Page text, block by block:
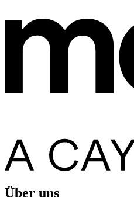
Über uns